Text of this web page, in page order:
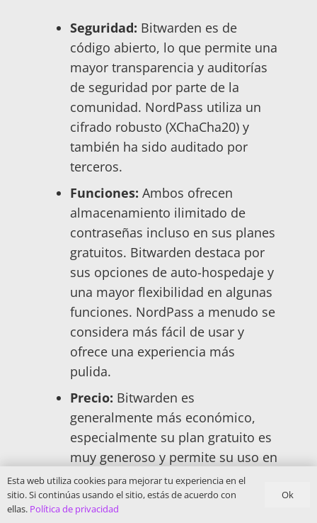
Seguridad: Bitwarden es de
código abierto, lo que permite una
mayor transparencia y auditorías
de seguridad por parte de la
comunidad. NordPass utiliza un
cifrado robusto (XChaCha20) y
también ha sido auditado por
terceros.
Funciones: Ambos ofrecen
almacenamiento ilimitado de
contraseñas incluso en sus planes
gratuitos. Bitwarden destaca por
sus opciones de auto-hospedaje y
una mayor flexibilidad en algunas
funciones. NordPass a menudo se
considera más fácil de usar y
ofrece una experiencia más
pulida.
Precio: Bitwarden es
generalmente más económico,
especialmente su plan gratuito es
muy generoso y permite su uso en
múltiples dispositivos. El plan
gratuito de NordPass está limitado
a un solo dispositivo.
Esta web utiliza cookies para mejorar tu experiencia en el
sitio. Si continúas usando el sitio, estás de acuerdo con
ellas. Política de privacidad
Ok